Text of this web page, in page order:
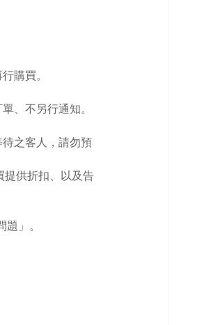
購買。
、不另行通知。
之客人，請勿預
供折扣、以及告
」。